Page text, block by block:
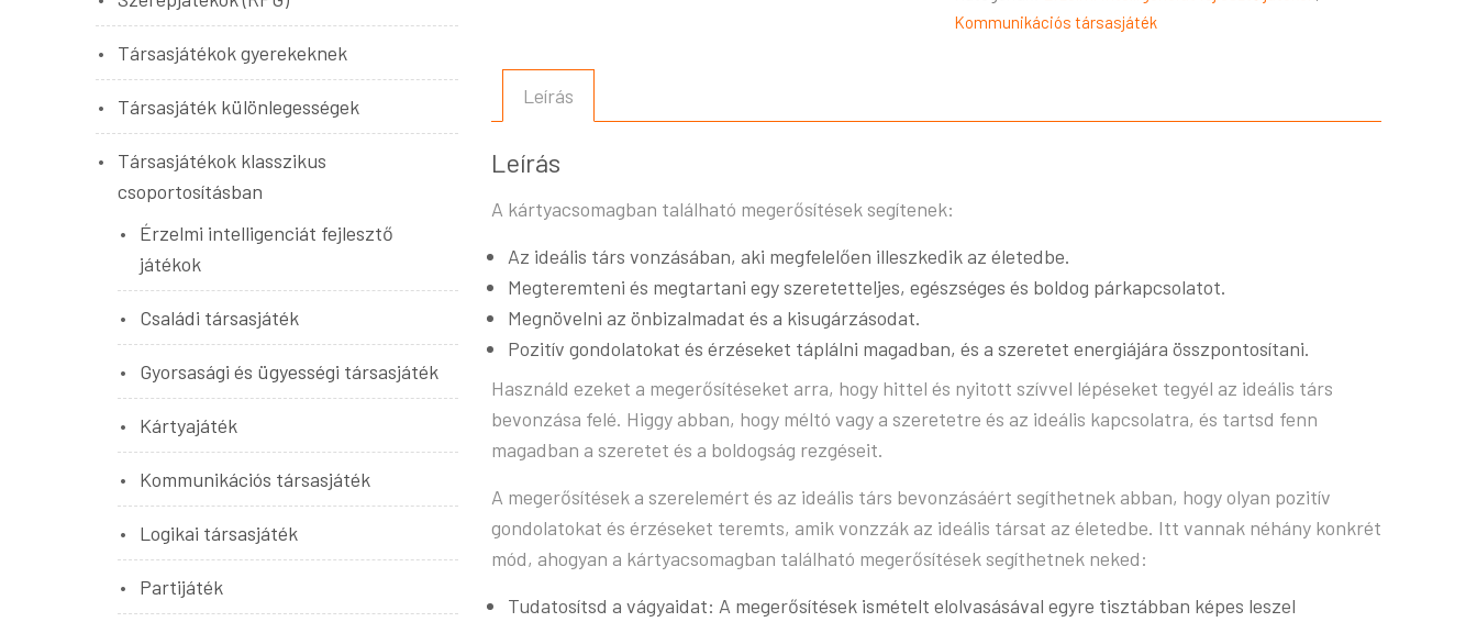
Kommunikációs társasjáték
Leírás
Leírás
A kártyacsomagban található megerősítések segítenek:
Az ideális társ vonzásában, aki megfelelően illeszkedik az életedbe.
Megteremteni és megtartani egy szeretetteljes, egészséges és boldog párkapcsolatot.
Megnövelni az önbizalmadat és a kisugárzásodat.
Pozitív gondolatokat és érzéseket táplálni magadban, és a szeretet energiájára összpontosítani.
Használd ezeket a megerősítéseket arra, hogy hittel és nyitott szívvel lépéseket tegyél az ideális társ
bevonzása felé. Higgy abban, hogy méltó vagy a szeretetre és az ideális kapcsolatra, és tartsd fenn
magadban a szeretet és a boldogság rezgéseit.
A megerősítések a szerelemért és az ideális társ bevonzásáért segíthetnek abban, hogy olyan pozitív
gondolatokat és érzéseket teremts, amik vonzzák az ideális társat az életedbe. Itt vannak néhány konkrét
mód, ahogyan a kártyacsomagban található megerősítések segíthetnek neked:
Tudatosítsd a vágyaidat: A megerősítések ismételt elolvasásával egyre tisztábban képes leszel
Társasjátékok gyerekeknek
Társasjáték különlegességek
Társasjátékok klasszikus
csoportosításban
Érzelmi intelligenciát fejlesztő
játékok
Családi társasjáték
Gyorsasági és ügyességi társasjáték
Kártyajáték
Kommunikációs társasjáték
Logikai társasjáték
Partijáték